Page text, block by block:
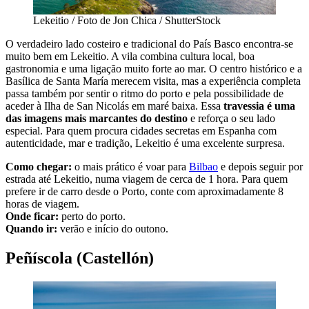
Lekeitio / Foto de Jon Chica / ShutterStock
O verdadeiro lado costeiro e tradicional do País Basco encontra-se
muito bem em Lekeitio. A vila combina cultura local, boa
gastronomia e uma ligação muito forte ao mar. O centro histórico e a
Basílica de Santa María merecem visita, mas a experiência completa
passa também por sentir o ritmo do porto e pela possibilidade de
aceder à Ilha de San Nicolás em maré baixa. Essa travessia é uma
das imagens mais marcantes do destino e reforça o seu lado
especial. Para quem procura cidades secretas em Espanha com
autenticidade, mar e tradição, Lekeitio é uma excelente surpresa.
Como chegar: o mais prático é voar para Bilbao e depois seguir por
estrada até Lekeitio, numa viagem de cerca de 1 hora. Para quem
prefere ir de carro desde o Porto, conte com aproximadamente 8
horas de viagem.
Onde ficar: perto do porto.
Quando ir: verão e início do outono.
Peñíscola (Castellón)